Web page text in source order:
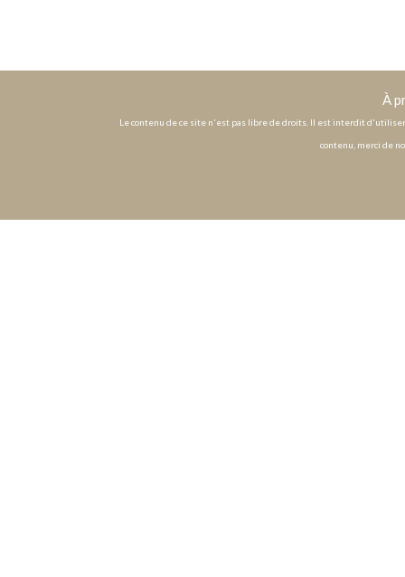
À
Le contenu de ce site n'est pas libre de droits. Il est interdit
contenu, merci de